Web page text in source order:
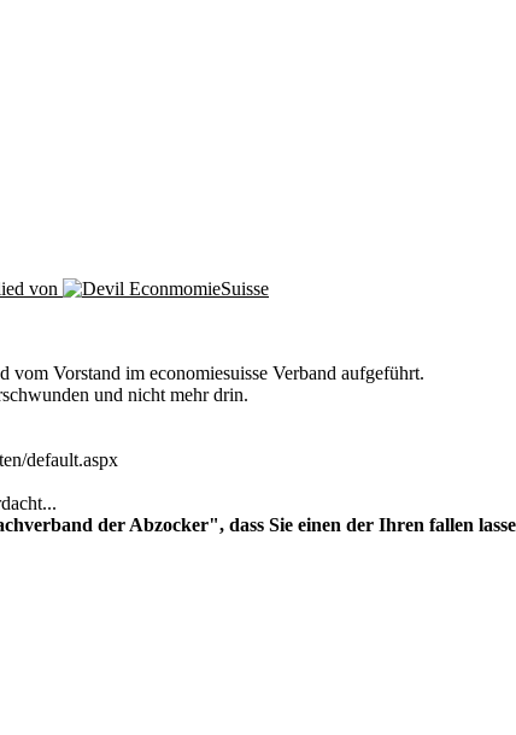
von
EconmomieSuisse
Vorstand im economiesuisse Verband aufgeführt.
und nicht mehr drin.
default.aspx
der Abzocker", dass Sie einen der Ihren fallen